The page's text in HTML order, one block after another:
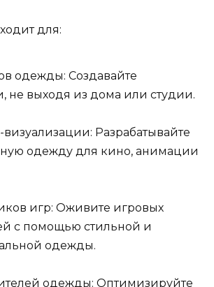
для:
одежды: Создавайте
не выходя из дома или студии.
Разрабатывайте
одежду для кино, анимации
игр: Оживите игровых
с помощью стильной и
одежды.
одежды: Оптимизируйте